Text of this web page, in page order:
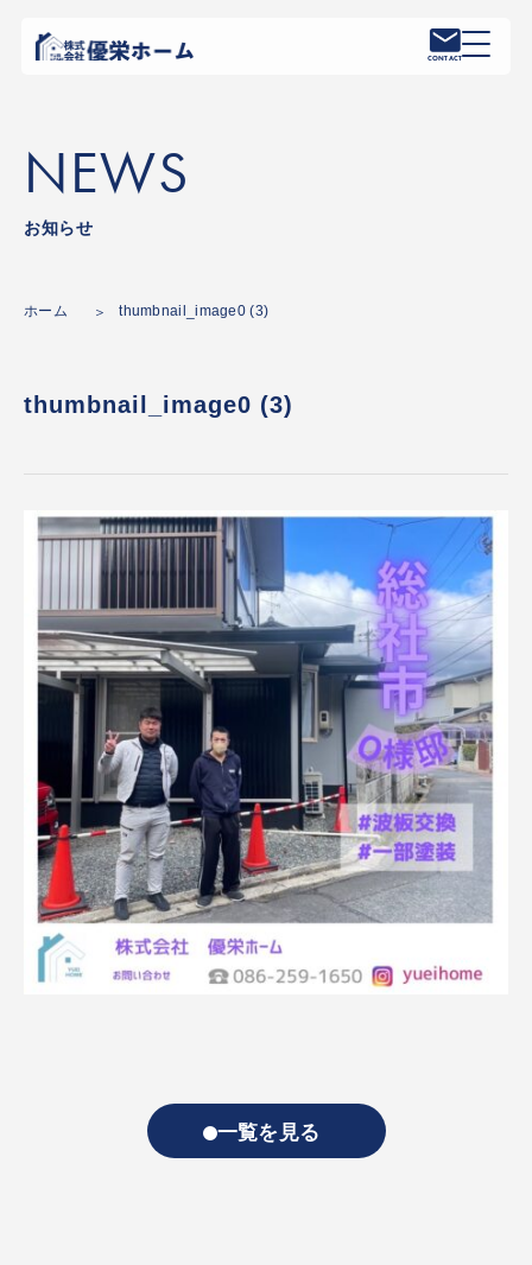
CONTACT
NEWS
お知らせ
ホーム thumbnail_image0 (3)
thumbnail_image0 (3)
一覧を見る